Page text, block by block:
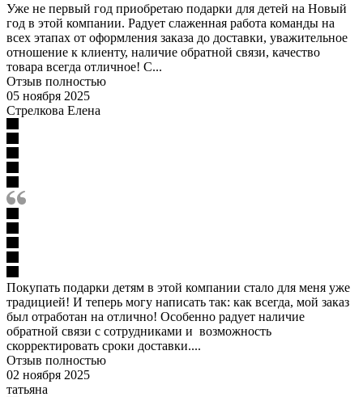
Уже не первый год приобретаю подарки для детей на Новый
год в этой компании. Радует слаженная работа команды на
всех этапах от оформления заказа до доставки, уважительное
отношение к клиенту, наличие обратной связи, качество
товара всегда отличное! С...
Отзыв полностью
05 ноября 2025
Стрелкова Елена
Покупать подарки детям в этой компании стало для меня уже
традицией! И теперь могу написать так: как всегда, мой заказ
был отработан на отлично! Особенно радует наличие
обратной связи с сотрудниками и возможность
скорректировать сроки доставки....
Отзыв полностью
02 ноября 2025
татьяна